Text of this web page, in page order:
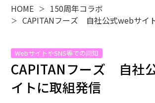
みえ150年の歩み
産業 自然と
HOME ＞ 150周年コラボ
＞ CAPITANフーズ 自社公式webサイ
WebサイトやSNS等での周知
CAPITANフーズ 自社
イトに取組発信